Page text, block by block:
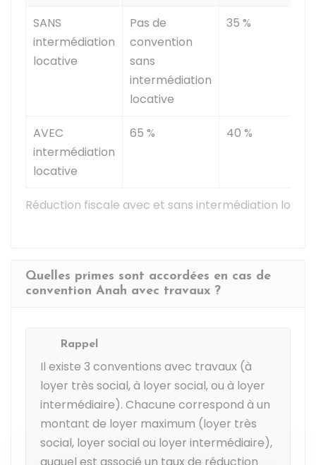
Réduction fiscale avec et sans intermédiation
SANS
intermédiation
locative
Pas de
convention
sans
intermédiation
locative
35 %
AVEC
intermédiation
locative
65 % 40 %
Quelles primes sont accordées en cas de
convention Anah avec travaux ?
Rappel
Il existe 3 conventions avec travaux (à
loyer très social, à loyer social, ou à loyer
intermédiaire). Chacune correspond à un
montant de loyer maximum (loyer très
social, loyer social ou loyer intermédiaire),